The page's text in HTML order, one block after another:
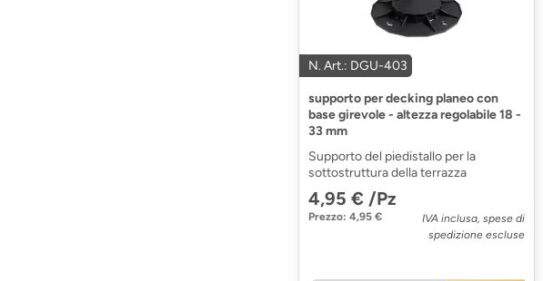
N. Art.: DGU-403
supporto per decking planeo con
base girevole - altezza regolabile 18 -
33 mm
Supporto del piedistallo per la
sottostruttura della terrazza
4,95 € /Pz
Prezzo: 4,95 €
IVA inclusa, spese di
spedizione escluse